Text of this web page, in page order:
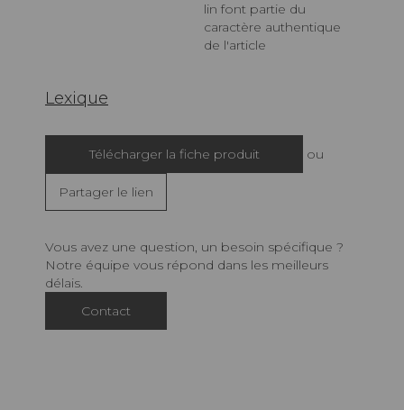
lin font partie du
caractère authentique
de l'article
Lexique
Télécharger la fiche produit ou
Partager le lien
Vous avez une question, un besoin spécifique ?
Notre équipe vous répond dans les meilleurs
délais.
Contact